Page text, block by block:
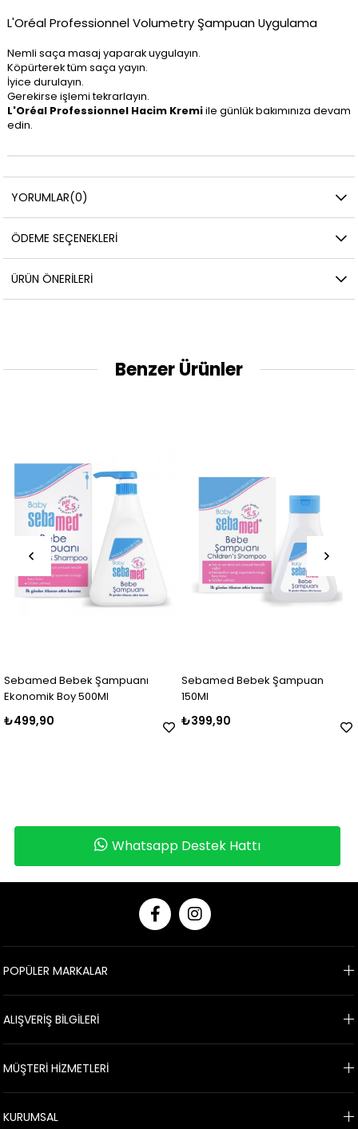
L'Oréal Professionnel Volumetry Şampuan Uygulama
Nemli saça masaj yaparak uygulayın.
Köpürterek tüm saça yayın.
İyice durulayın.
Gerekirse işlemi tekrarlayın.
L'Oréal Professionnel Hacim Kremiile günlük bakımınıza devam
edin.
YORUMLAR(0)
ÖDEME SEÇENEKLERI
ÜRÜN ÖNERILERI
Benzer Ürünler
Şampuanı
500Ml
Sebamed Bebek Şampuan
₺399,90
Morfose
₺349,90
Whatsapp Destek Hattı
POPÜLER MARKALAR
ALIŞVERİŞ BİLGİLERİ
MÜŞTERİ HİZMETLERİ
KURUMSAL